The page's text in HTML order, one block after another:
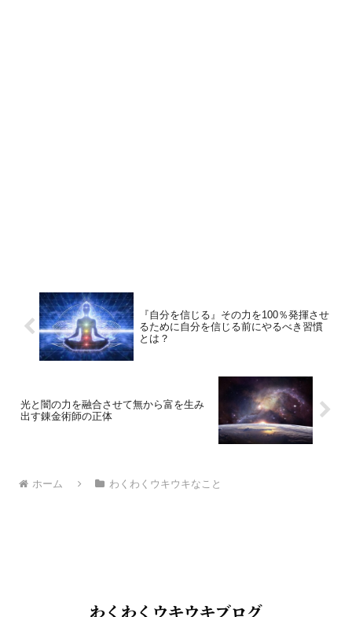
『自分を信じる』その力を100％発揮させ
るために自分を信じる前にやるべき習慣
とは？
光と闇の力を融合させて無から富を生み
出す錬金術師の正体
ホーム わくわくウキウキなこと